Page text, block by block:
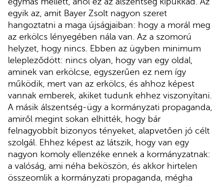
egyik az, amit Bayer Zsolt nagyon szeret
hangoztatni a maga újságjaiban: hogy a morál meg
az erkölcs lényegében nála van. Az a szomorú
helyzet, hogy nincs. Ebben az ügyben minimum
lelepleződött: nincs olyan, hogy van egy oldal,
aminek van erkölcse, egyszerűen ez nem így
működik, mert van az erkölcs, és ahhoz képest
vannak emberek, akiket tudunk ehhez viszonyítani.
A másik álszentség-ügy a kormányzati propaganda,
amiről megint sokan elhitték, hogy bár
felnagyobbít bizonyos tényeket, alapvetően jó célt
szolgál. Ehhez képest az látszik, hogy van egy
nagyon komoly ellenzéke ennek a kormányzatnak:
a valóság, ami néha beköszön, és akkor hirtelen
összeomlik a kormányzati propaganda, mégha